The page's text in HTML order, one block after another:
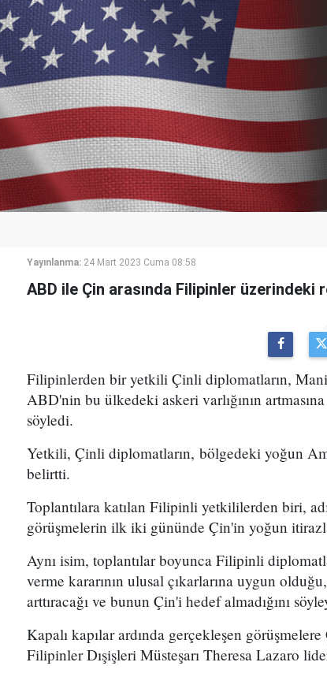
Yayınlanma: 24 Mart 2023 Cuma 08:58
ABD ile Çin arasında Filipinler üzerindeki
Filipinlerden bir yetkili Çinli diplomatların,
ABD'nin bu ülkedeki askeri varlığının
söyledi.
Yetkili, Çinli diplomatların, bölgedeki yoğun
belirtti.
Toplantılara katılan Filipinli yetkililerden biri,
görüşmelerin ilk iki gününde Çin'in yoğun
Aynı isim, toplantılar boyunca Filipinli
verme kararının ulusal çıkarlarına uygun
arttıracağı ve bunun Çin'i hedef almadığını
Kapalı kapılar ardında gerçekleşen
Filipinler Dışişleri Müsteşarı Theresa Lazaro